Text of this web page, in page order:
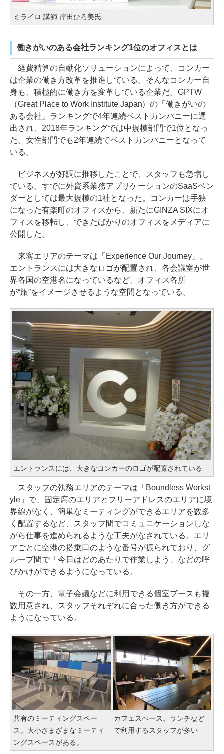
ミライロ 講師 岸田ひろ美氏
働きがいのある会社ランキング1位のオフィスとは
経費精算の自動化ソリューションによって、コンカー
は企業の働き方改革を推進している。そんなコンカー自
身も、積極的に働き方を変革している企業だ。GPTW
（Great Place to Work Institute Japan）の「働きがいの
ある会社」ランキングで4年連続ベストカンパニーに選
出され、2018年ランキングでは中規模部門で1位となっ
た。女性部門でも2年連続でベストカンパニーとなって
いる。
ビジネスが好調に推移したことで、スタッフも急増し
ている。すでに外資系業務アプリケーションのSaaSベン
ダーとしては最大規模の1社となった。コンカーは手狭
になった有楽町のオフィスから、新たにGINZA SIXにオ
フィスを移転し、できたばかりのオフィスをメディアに
公開した。
来客エリアのテーマは「Experience Our Journey」。
エントランスには大きなロゴが配置され、各会議室が世
界各国の空港名になっているなど、オフィス各所
が“旅”をイメージさせるような空間となっている。
エントランスには、大きなコンカーのロゴが配置されている
スタッフの執務エリアのテーマは「Boundless Workst
yle」で、固定席のエリアとフリーアドレスのエリアに境
界線がなく、簡単なミーティングができるエリアを数多
く配置するなど、スタッフ間でコミュニケーションしな
がら仕事を進められるような工夫がなされている。エリ
アごとに空港の搭乗口のような番号が振られており、グ
ループ間で「今日はどのあたりで作業しよう」などの呼
びかけができるようになっている。
その一方、電子会議などに利用できる個室ブースも複
数用意され、スタッフそれぞれに合った働き方ができる
ようになっている。
共有のミーティングスペー
ス。大小さまざまなミーティ
ングスペースがある。
カフェスペース。ランチなど
で利用するスタッフが多い